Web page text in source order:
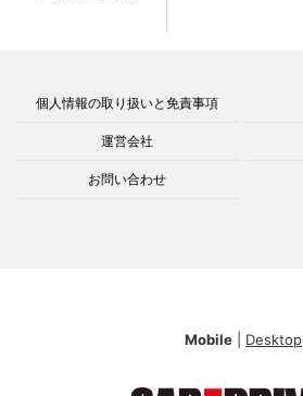
個人情報の取り扱いと免責事項
運営会社
お問い合わせ
Mobile Desktop